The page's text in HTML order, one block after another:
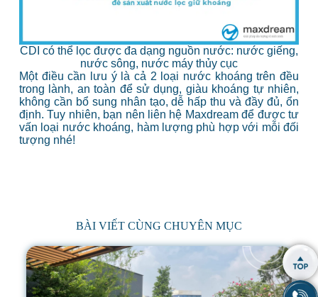
CDI có thể lọc được đa dạng nguồn nước: nước giếng,
nước sông, nước máy thủy cục
Một điều cần lưu ý là cả 2 loại nước khoáng trên đều
trong lành, an toàn để sử dụng, giàu khoáng tự nhiên,
không cần bổ sung nhân tạo, dễ hấp thu và đầy đủ, ổn
định. Tuy nhiên, bạn nên liên hệ Maxdream để được tư
vấn loại nước khoáng, hàm lượng phù hợp với mỗi đối
tượng nhé!
BÀI VIẾT CÙNG CHUYÊN MỤC